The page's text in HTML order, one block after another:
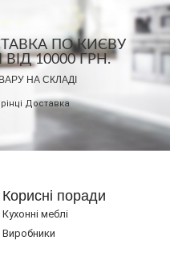
ПО КИЄВУ
10000 ГРН.
НА СКЛАДІ
Доставка
Корисні поради
Кухонні меблі
Виробники